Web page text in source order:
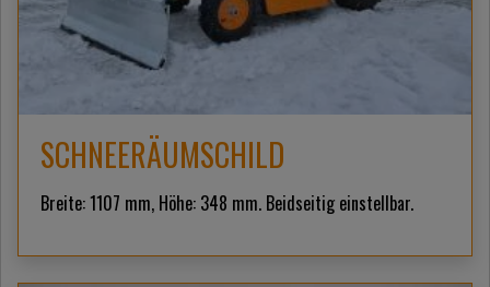
SCHNEERÄUMSCHILD
Breite: 1107 mm, Höhe: 348 mm. Beidseitig einstellbar.